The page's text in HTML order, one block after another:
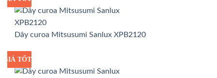
Dây curoa Mitsusumi Sanlux XPB2120
GIÁ SỈ
GIÁ TỐT